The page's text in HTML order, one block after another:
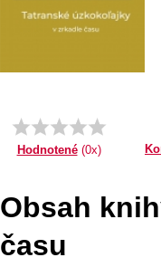
Hodnotené(0x)
Obsah
času